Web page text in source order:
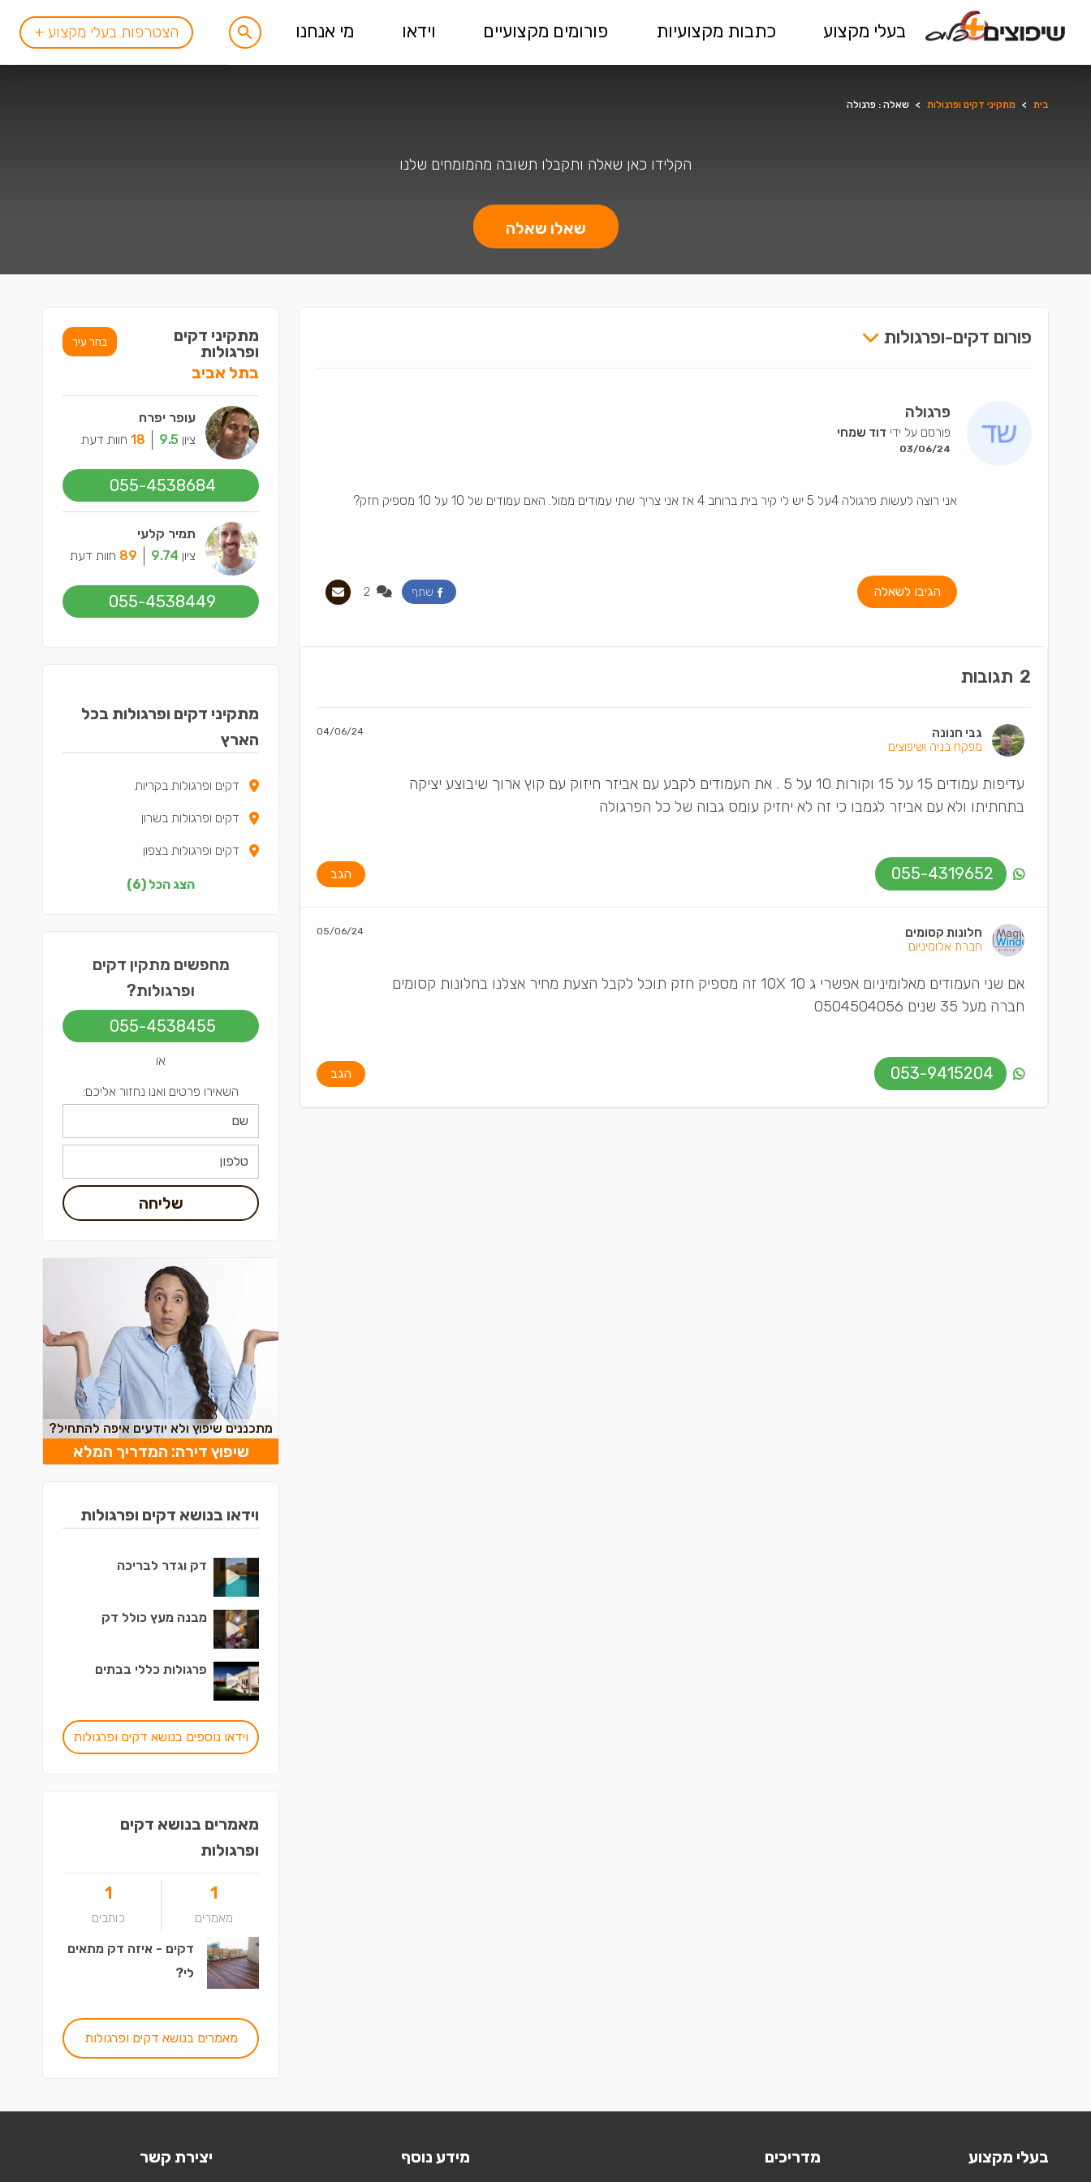
בעלי מקצוע כתבות מקצועיות פורומים מקצועיים וידאו מי אנחנו הצטרפות בעלי מקצוע +
בית > מתקיני דקים ופרגולות > שאלה : פרגולה
הקלידו כאן שאלה ותקבלו תשובה מהמומחים שלנו
שאלו שאלה
פורום דקים-ופרגולות
פרגולה
פורסם על ידי דוד שמחי
03/06/24
אני רוצה לעשות פרגולה 4על 5 יש לי קיר בית ברוחב 4 אז אני צריך שתי עמודים ממול. האם עמודים של 10 על 10 מספיק חזק?
הגיבו לשאלה שתף
2 תגובות
גבי חנונה
מפקח בניה ושיפוצים
04/06/24
עדיפות עמודים 15 על 15 וקורות 10 על 5 . את העמודים לקבע עם אביזר חיזוק עם קוץ ארוך שיבוצע יציקה
בתחתיתו ולא עם אביזר לגמבו כי זה לא יחזיק עומס גבוה של כל הפרגולה
055-4319652 הגב
חלונות קסומים
חברת אלומיניום
05/06/24
אם שני העמודים מאלומיניום אפשרי ג 10X 10 זה מספיק חזק תוכל לקבל הצעת מחיר אצלנו בחלונות קסומים
חברה מעל 35 שנים 0504504056
053-9415204 הגב
מתקיני דקים
ופרגולות
בתל אביב
בחר עיר
עופר יפרח
ציון 9.5
18 חוות דעת
055-4538684
תמיר קלעי
ציון 9.74
89 חוות דעת
055-4538449
מתקיני דקים ופרגולות בכל
הארץ
דקים ופרגולות בקריות
דקים ופרגולות בשרון
דקים ופרגולות בצפון
דקים ופרגולות בשפלה
דקים ופרגולות בירושלים
הצג הכל (6)
מחפשים מתקין דקים
ופרגולות?
055-4538455
או
השאירו פרטים ואנו נחזור אליכם:
שליחה
מתכננים שיפוץ ולא יודעים איפה להתחיל?
שיפוץ דירה: המדריך המלא
וידאו בנושא דקים ופרגולות
דק וגדר לבריכה
מבנה מעץ כולל דק
פרגולות כללי בבתים
וידאו נוספים בנושא דקים ופרגולות
מאמרים בנושא דקים
ופרגולות
1
מאמרים
1
כותבים
דקים - איזה דק מתאים
לי?
מאמרים בנושא דקים ופרגולות
בעלי מקצוע מדריכים מידע נוסף יצירת קשר